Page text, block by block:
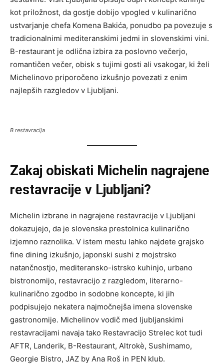
kot priložnost, da gostje dobijo vpogled v kulinarično
ustvarjanje chefa Komena Bakića, ponudbo pa povezuje s
tradicionalnimi mediteranskimi jedmi in slovenskimi vini.
B-restaurant je odlična izbira za poslovno večerjo,
romantičen večer, obisk s tujimi gosti ali vsakogar, ki želi
Michelinovo priporočeno izkušnjo povezati z enim
najlepših razgledov v Ljubljani.
B restavracija
Zakaj obiskati Michelin nagrajene
restavracije v Ljubljani?
Michelin izbrane in nagrajene restavracije v Ljubljani
dokazujejo, da je slovenska prestolnica kulinarično
izjemno raznolika. V istem mestu lahko najdete grajsko
fine dining izkušnjo, japonski sushi z mojstrsko
natančnostjo, mediteransko-istrsko kuhinjo, urbano
bistronomijo, restavracijo z razgledom, literarno-
kulinarično zgodbo in sodobne koncepte, ki jih
podpisujejo nekatera najmočnejša imena slovenske
gastronomije. Michelinov vodič med ljubljanskimi
restavracijami navaja tako Restavracijo Strelec kot tudi
AFTR, Landerik, B-Restaurant, Altrokè, Sushimamo,
Georgie Bistro, JAZ by Ana Roš in PEN klub.